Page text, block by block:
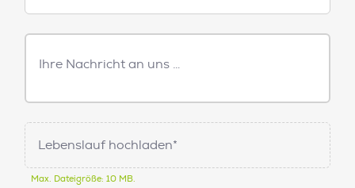
Freitext
Nachricht
Lebenslauf hochladen*
Max. Dateigröße: 10 MB.